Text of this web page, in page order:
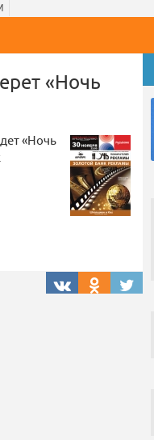
«Ночь
«Ночь